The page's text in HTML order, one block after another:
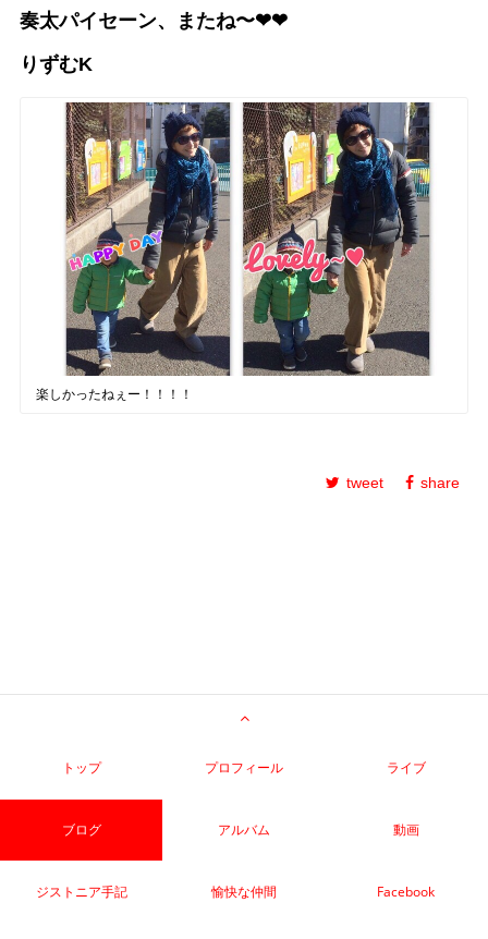
奏太パイセーン、またね〜❤︎❤︎
りずむK
楽しかったねぇー！！！！
tweet share
トップ プロフィール ライブ
ブログ アルバム 動画
ジストニア手記 愉快な仲間 Facebook